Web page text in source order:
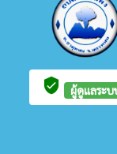
verified_user ผู้ดูแลระบ